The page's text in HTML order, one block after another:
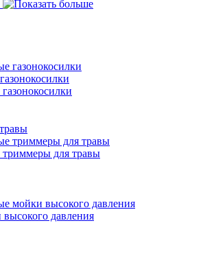
газонокосилки
триммеры для травы
триммеры для травы
мойки высокого давления
давления